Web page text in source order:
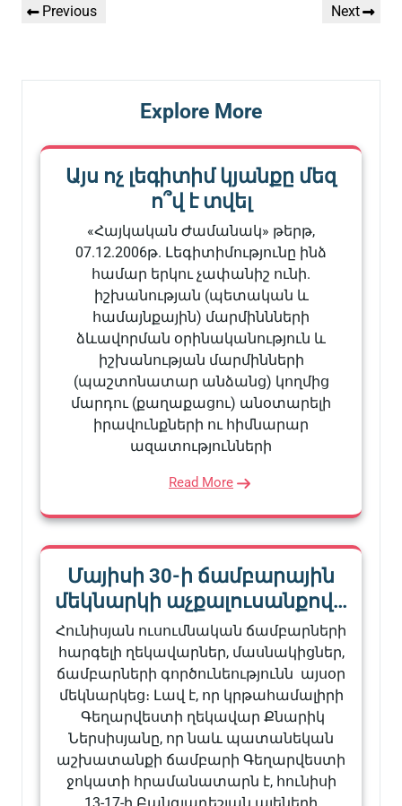
նավարկումը
Previous
Previous
Next
Next
Explore More
Այս ոչ լեգիտիմ կյանքը մեզ
ո՞վ է տվել
«Հայկական Ժամանակ» թերթ,
07.12.2006թ. Լեգիտիմությունը ինձ
համար երկու չափանիշ ունի.
իշխանության (պետական և
համայնքային) մարմիննների
ձևավորման օրինականություն և
իշխանության մարմինների
(պաշտոնատար անձանց) կողմից
մարդու (քաղաքացու) անօտարելի
իրավունքների ու հիմնարար
ազատությունների
Read More
Մայիսի 30-ի ճամբարային
մեկնարկի աչքալուսանքով…
Հունիսյան ուսումնական ճամբարների
հարգելի ղեկավարներ, մասնակիցներ,
ճամբարների գործունեությունն այսօր
մեկնարկեց։ Լավ է, որ կրթահամալիրի
Գեղարվեստի ղեկավար Քնարիկ
Ներսիսյանը, որ նաև պատանեկան
աշխատանքի ճամբարի Գեղարվեստի
ջոկատի հրամանատարն է, հունիսի
13-17-ի Բանգլադեշյան պլեների